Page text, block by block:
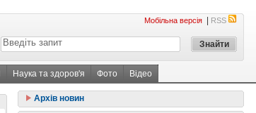
Мобільна версія RSS
Наука та здоров'я Фото Відео
Архів новин